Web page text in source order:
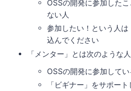
OSSの開発に参加した
ない人
参加したい！という人
込んでください
「メンター」とは次のような
OSSの開発に参加してい
「ビギナー」をサポー